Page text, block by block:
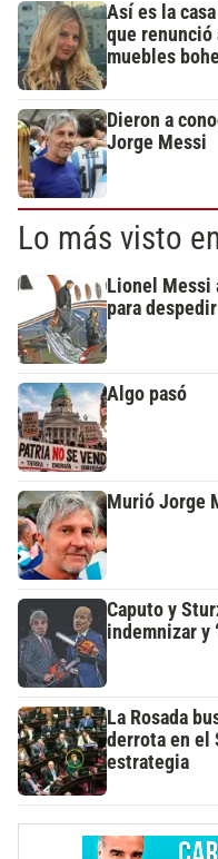
Así es la
que renunció
muebles
Dieron a
Jorge Messi
Lo más visto
Lionel Messi
para
Algo pasó
Murió Jorge
Caputo y
indemnizar y
La Rosada
derrota en el
estrategia